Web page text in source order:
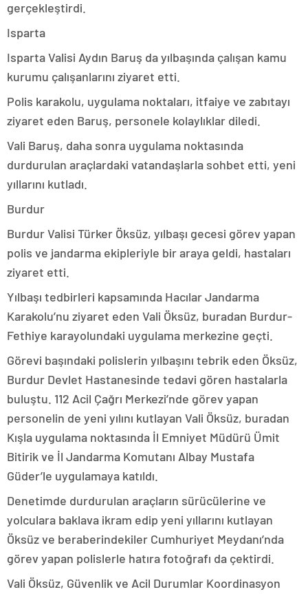
gerçekleştirdi.
Isparta
Isparta Valisi Aydın Baruş da yılbaşında çalışan kamu
kurumu çalışanlarını ziyaret etti.
Polis karakolu, uygulama noktaları, itfaiye ve zabıtayı
ziyaret eden Baruş, personele kolaylıklar diledi.
Vali Baruş, daha sonra uygulama noktasında
durdurulan araçlardaki vatandaşlarla sohbet etti, yeni
yıllarını kutladı.
Burdur
Burdur Valisi Türker Öksüz, yılbaşı gecesi görev yapan
polis ve jandarma ekipleriyle bir araya geldi, hastaları
ziyaret etti.
Yılbaşı tedbirleri kapsamında Hacılar Jandarma
Karakolu’nu ziyaret eden Vali Öksüz, buradan Burdur-
Fethiye karayolundaki uygulama merkezine geçti.
Görevi başındaki polislerin yılbaşını tebrik eden Öksüz,
Burdur Devlet Hastanesinde tedavi gören hastalarla
buluştu. 112 Acil Çağrı Merkezi’nde görev yapan
personelin de yeni yılını kutlayan Vali Öksüz, buradan
Kışla uygulama noktasında İl Emniyet Müdürü Ümit
Bitirik ve İl Jandarma Komutanı Albay Mustafa
Güder’le uygulamaya katıldı.
Denetimde durdurulan araçların sürücülerine ve
yolculara baklava ikram edip yeni yıllarını kutlayan
Öksüz ve beraberindekiler Cumhuriyet Meydanı’nda
görev yapan polislerle hatıra fotoğrafı da çektirdi.
Vali Öksüz, Güvenlik ve Acil Durumlar Koordinasyon